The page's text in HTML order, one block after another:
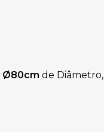
Ø80cm de Diâmetro,